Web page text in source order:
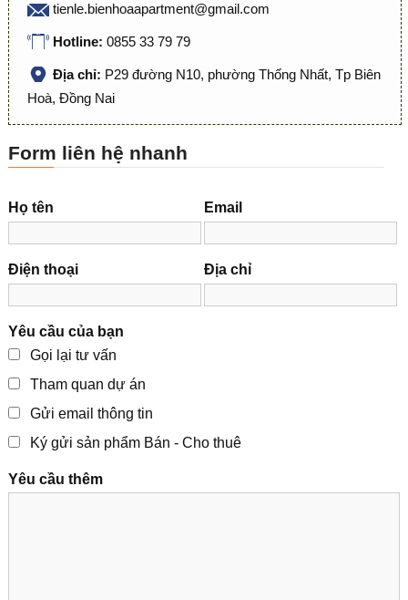
tienle.bienhoaapartment@gmail.com
Hotline: 0855 33 79 79
Địa chỉ: P29 đường N10, phường Thống Nhất, Tp Biên
Hoà, Đồng Nai
Form liên hệ nhanh
Họ tên Email
Điện thoại Địa chỉ
Yêu cầu của bạn
Gọi lại tư vấn
Tham quan dự án
Gửi email thông tin
Ký gửi sản phẩm Bán - Cho thuê
Yêu cầu thêm